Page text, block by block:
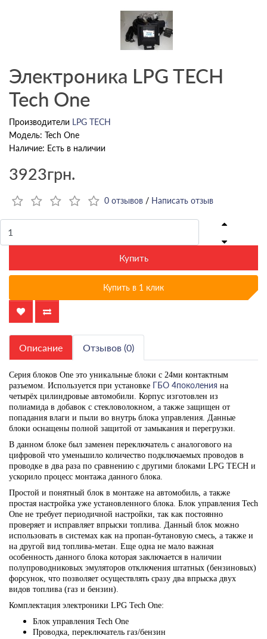
Электроника LPG TECH
Tech One
Производители LPG TECH
Модель: Tech One
Наличие: Есть в наличии
3923грн.
0 отзывов / Написать отзыв
Купить
Купить в 1 клик
Описание Отзывов (0)
Серия блоков One это уникальные блоки с 24ми контактным
разъемом. Используется при установке ГБО 4поколения на
четырёх цилиндровые автомобили. Корпус изготовлен из
полиамида в добавок с стекловолокном, а также защищен от
попадания влаги и пыли во внутрь блока управления. Данные
блоки оснащены полной защитой от замыкания и перегрузки.
В данном блоке был заменен переключатель с аналогового на
цифровой что уменьшило количество подключаемых проводов в
проводке в два раза по сравнению с другими блоками LPG TECH и
ускорило процесс монтажа данного блока.
Простой и понятный блок в монтаже на автомобиль, а также
простая настройка уже установленного блока. Блок управления Tech
One не требует периодичной настройки, так как постоянно
проверяет и исправляет впрыски топлива. Данный блок можно
использовать в системах как на пропан-бутановую смесь, а также и
на другой вид топлива-метан. Еще одна не мало важная
особенность данного блока которая заключается в наличии
полупроводниковых эмуляторов отключения штатных (бензиновых)
форсунок, что позволяет осуществлять сразу два впрыска двух
видов топлива (газ и бензин).
Комплектация электроники LPG Tech One:
Блок управления Tech One
Проводка, переключатель газ/бензин